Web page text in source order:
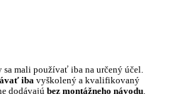
mali používať iba na určený účel.
iba vyškolený a kvalifikovaný
dodávajú bez montážneho návodu